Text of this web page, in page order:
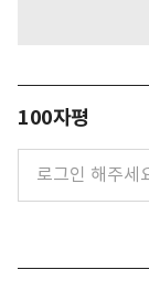
100자평